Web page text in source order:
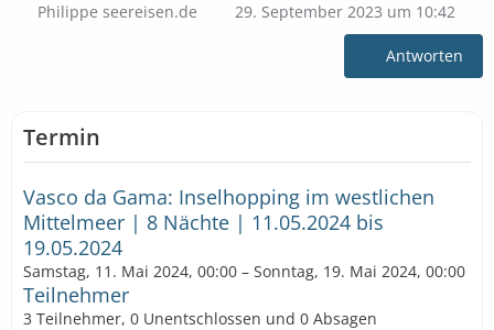
Philippe seereisen.de 29. September 2023 um 10:42
Antworten
Termin
Vasco da Gama: Inselhopping im westlichen
Mittelmeer | 8 Nächte | 11.05.2024 bis
19.05.2024
Samstag, 11. Mai 2024, 00:00 – Sonntag, 19. Mai 2024, 00:00
Teilnehmer
3 Teilnehmer, 0 Unentschlossen und 0 Absagen